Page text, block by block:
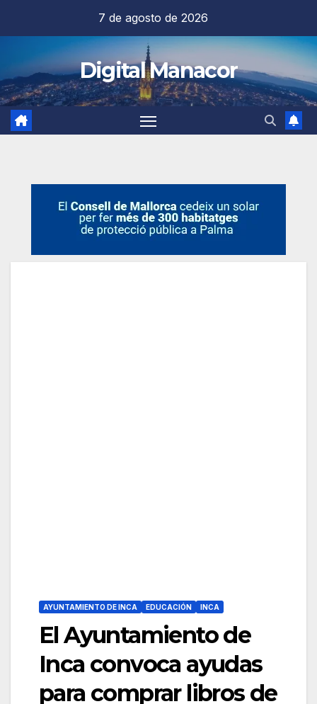
contenido
7 de agosto de 2026
Digital Manacor
AYUNTAMIENTO DE INCA EDUCACIÓN INCA
El Ayuntamiento de
Inca convoca ayudas
para comprar libros de